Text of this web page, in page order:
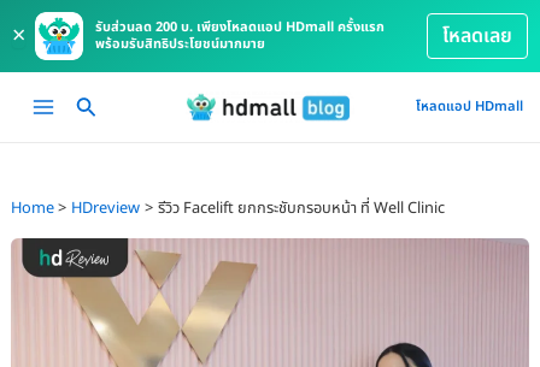
×
รับส่วนลด 200 บ. เพียงโหลดแอป HDmall ครั้งแรก
พร้อมรับสิทธิประโยชน์มากมาย
โหลดเลย
Main
โหลดแอป HDmall
Home HDreview รีวิว Facelift ยกกระชับกรอบหน้า ที่ Well Clinic